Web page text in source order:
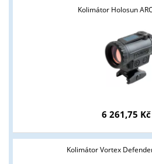
Kolimátor Holosun
6 261,75 Kč
Kolimátor Vortex
Tyto stránky jsou určeny pouze
podnikatelům v oblasti zbraně
podmínky?
ANO NE